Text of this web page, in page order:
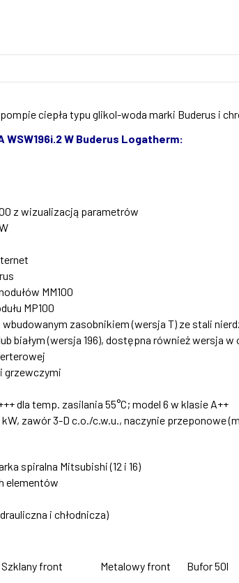
ciepła typu glikol-woda marki Buderus i
WSW196i.2 W Buderus Logatherm:
z wizualizacją parametrów
MM100
MP100
zasobnikiem (wersja T) ze stali
białym (wersja 196), dostępna również wersja
grzewczymi
dla temp. zasilania 55°C; model 6 w klasie A++
zawór 3-D c.o./c.w.u., naczynie przeponowe
spiralna Mitsubishi (12 i 16)
elementów
i chłodnicza)
Szklany front Metalowy front Bufor 50l